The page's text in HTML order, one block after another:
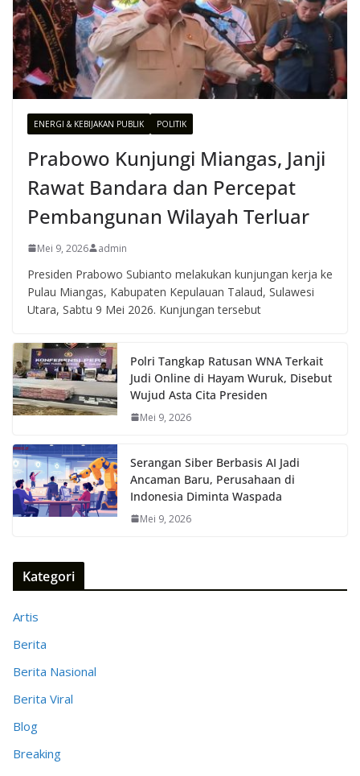
ENERGI & KEBIJAKAN PUBLIK POLITIK
Prabowo Kunjungi Miangas, Janji
Rawat Bandara dan Percepat
Pembangunan Wilayah Terluar
Mei 9, 2026 admin
Presiden Prabowo Subianto melakukan kunjungan kerja ke
Pulau Miangas, Kabupaten Kepulauan Talaud, Sulawesi
Utara, Sabtu 9 Mei 2026. Kunjungan tersebut
Polri Tangkap Ratusan WNA Terkait
Judi Online di Hayam Wuruk, Disebut
Wujud Asta Cita Presiden
Mei 9, 2026
Serangan Siber Berbasis AI Jadi
Ancaman Baru, Perusahaan di
Indonesia Diminta Waspada
Mei 9, 2026
Kategori
Artis
Berita
Berita Nasional
Berita Viral
Blog
Breaking